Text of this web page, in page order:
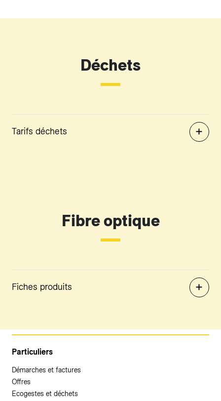
Déchets
Tarifs déchets
Fibre optique
Fiches produits
Particuliers
Démarches et factures
Offres
Ecogestes et déchets